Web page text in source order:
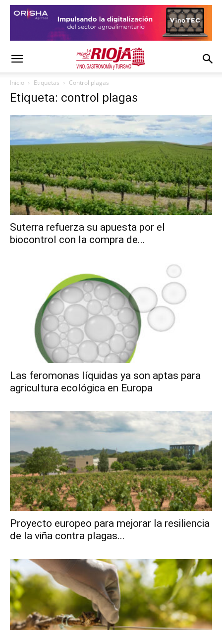
Inicio Etiquetas Control plagas
Etiqueta: control plagas
Suterra refuerza su apuesta por el
biocontrol con la compra de...
Las feromonas líquidas ya son aptas para
agricultura ecológica en Europa
Proyecto europeo para mejorar la resiliencia
de la viña contra plagas...